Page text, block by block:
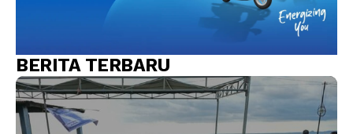
BERITA TERBARU